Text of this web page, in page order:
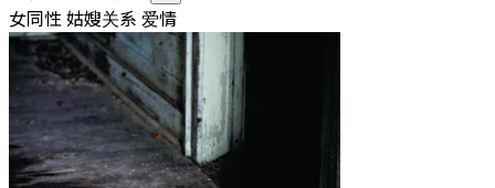
女同性 姑嫂关系 爱情